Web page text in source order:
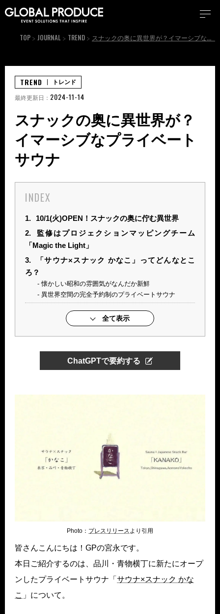
TOP JOURNAL TREND スナックの奥に異世界が？イマーシブなプライベートサウナ
スナックの奥に異世界が？
イマーシブなプライベート
サウナ
INDEX
1.
10/1(火)OPEN！スナックの奥に佇む異世界
2.
監修はプロジェクションマッピングチーム
「Magic the Light」
3.
「サウナ×スナック かなこ」ってどんなとこ
ろ？
懐かしい昭和の雰囲気がなんだか新鮮
異世界空間の完全予約制のプライベートサウナ
全て表示
ChatGPTで要約する
Photo： プレスリリースより引用
皆さんこんにちは！GPの宮永です。
本日ご紹介するのは、品川・青物横丁に新たにオープ
ンしたプライベートサウナ「 サウナ×スナック かな
こ 」について。
TREND トレンド
最終更新日： 2024-11-14